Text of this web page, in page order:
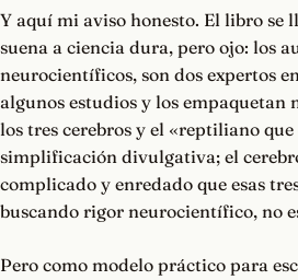
Y aquí mi aviso honesto. El libro se
suena a ciencia dura, pero ojo: los
neurocientíficos, son dos expertos
algunos estudios y los empaquetan
los tres cerebros y el «reptiliano que
simplificación divulgativa; el
complicado y enredado que esas
buscando rigor neurocientífico, no
Pero como modelo práctico para